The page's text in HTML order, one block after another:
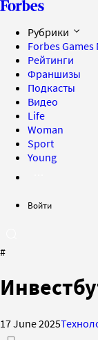
Рубрики
Forbes Games
Рейтинги
Франшизы
Подкасты
Видео
Life
Woman
Sport
Young
Войти
#
17 June 2025